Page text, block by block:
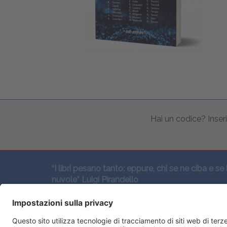
Hai un codice?
“I libri pesano tanto: eppure, chi se ne ciba e
nuvole” Luigi Pirandello
SEGUICI QUI: